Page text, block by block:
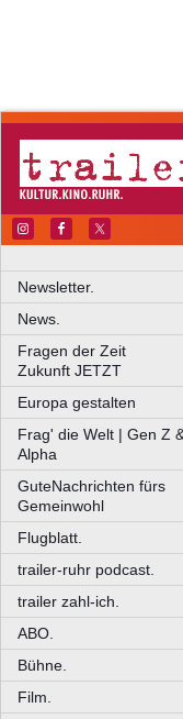
Newsletter.
News.
Fragen der
Zukunft JETZT
Europa gestalten
Frag' die Welt | Gen Z
Alpha
GuteNachrichten fürs
Gemeinwohl
Flugblatt.
trailer-ruhr podcast.
trailer zahl-ich.
ABO.
Bühne.
Film.